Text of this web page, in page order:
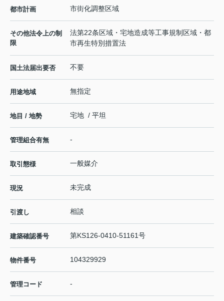
都市計画 市街化調整区域
その他法令上の制
限
法第22条区域・宅地造成等工事規制区域・都
市再生特別措置法
国土法届出要否 不要
用途地域 無指定
地目 / 地勢 宅地 / 平坦
管理組合有無 -
取引態様 一般媒介
現況 未完成
引渡し 相談
建築確認番号 第KS126-0410-51161号
物件番号 104329929
管理コード -